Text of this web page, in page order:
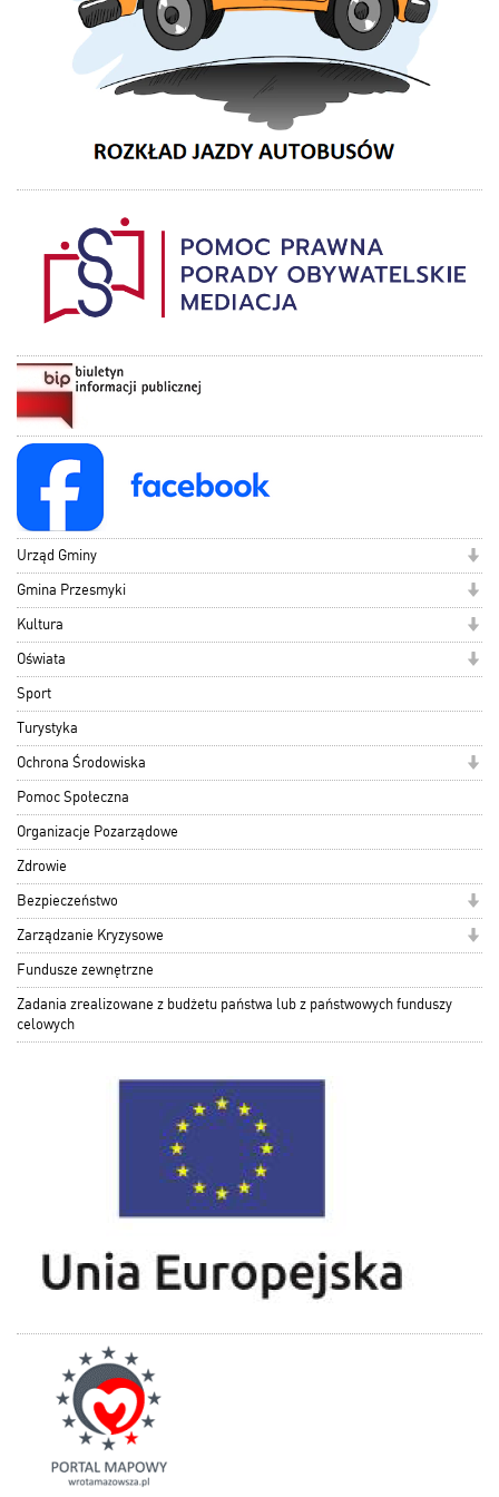
Urząd Gminy
Gmina Przesmyki
Kultura
Oświata
Sport
Turystyka
Ochrona Środowiska
Pomoc Społeczna
Organizacje Pozarządowe
Zdrowie
Bezpieczeństwo
Zarządzanie Kryzysowe
Fundusze zewnętrzne
Zadania zrealizowane z budżetu państwa lub z państwowych funduszy
celowych